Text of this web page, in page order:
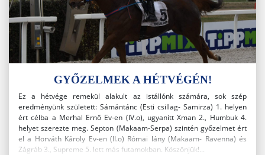
GYŐZELMEK A HÉTVÉGÉN!
Ez a hétvége remekül alakult az istállónk számára, sok szép
eredményünk született: Sámántánc (Esti csillag- Samirza) 1. helyen
ért célba a Merhal Ernő Ev-en (IV.o), ugyanitt Xman 2., Humbuk 4.
helyet szerezte meg. Septon (Makaam-Serpa) szintén győzelmet ért
el a Horváth Károly Ev-en (II.o) Római lány (Makaam- Ravenna) és
Zágráb 3., Supreme 5. lett más futamokban. Köszönjük!...